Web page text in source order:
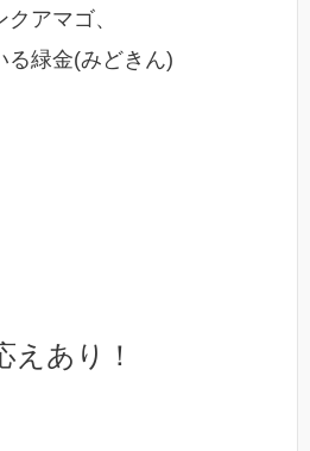
アマゴ、
る緑金(みどきん)
えあり！